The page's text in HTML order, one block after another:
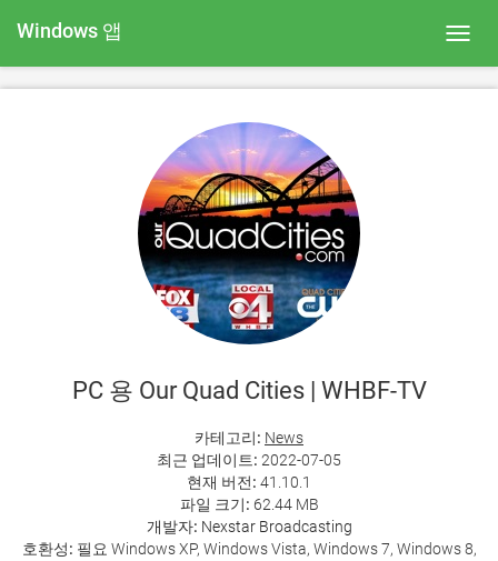
Windows 앱
PC 용 Our Quad Cities | WHBF-TV
카테고리: News
최근 업데이트: 2022-07-05
현재 버전: 41.10.1
파일 크기: 62.44 MB
개발자: Nexstar Broadcasting
호환성: 필요 Windows XP, Windows Vista, Windows 7, Windows 8,